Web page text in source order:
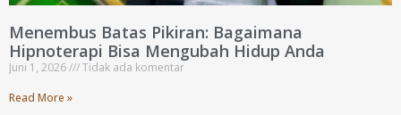
Menembus Batas Pikiran: Bagaimana
Hipnoterapi Bisa Mengubah Hidup Anda
Juni 1, 2026
Tidak ada komentar
Read More »